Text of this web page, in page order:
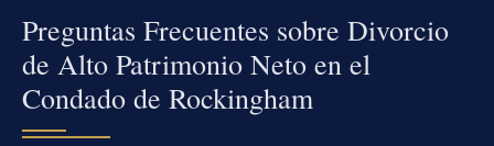
Preguntas Frecuentes sobre Divorcio
de Alto Patrimonio Neto en el
Condado de Rockingham